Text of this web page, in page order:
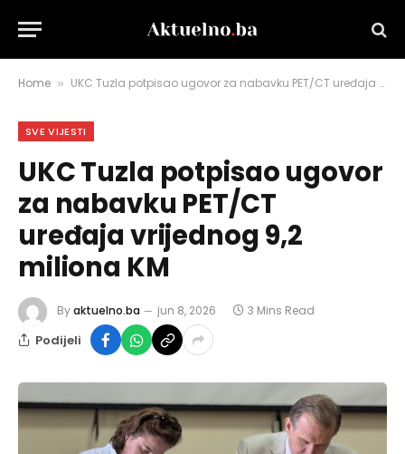
Home » UKC Tuzla potpisao ugovor za nabavku PET/CT uređaja vrijednog 9,2 miliona KM
SVE VIJESTI
UKC Tuzla potpisao ugovor
za nabavku PET/CT
uređaja vrijednog 9,2
miliona KM
Byaktuelno.ba jun 8, 2026 3 Mins Read
Podijeli